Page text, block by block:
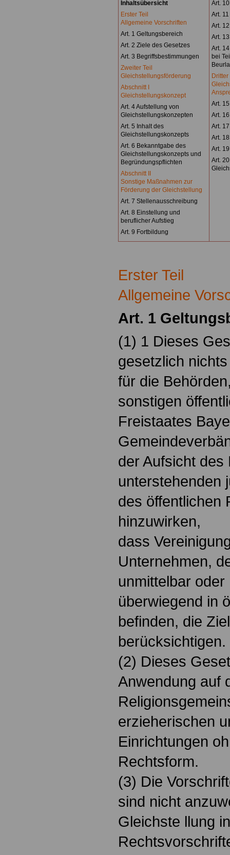
Inhaltsübersicht
Erster Teil
Allgemeine Vorschriften
Art. 1 Geltungsbereich
Art. 2 Ziele des Gesetzes
Art. 3 Begriffsbestimmungen
Zweiter Teil
Gleichstellungsförderung
Abschnitt I
Gleichstellungskonzept
Art. 4 Aufstellung von
Gleichstellungskonzepten
Art. 5 Inhalt des
Gleichstellungskonzepts
Art. 6 Bekanntgabe des
Gleichstellungskonzepts und
Begründungspflichten
Abschnitt II
Sonstige Maßnahmen zur
Förderung der Gleichstellung
Art. 7 Stellenausschreibung
Art. 8 Einstellung und
beruflicher Aufstieg
Art. 9 Fortbildung
Art.
Art.
Art.
Art.
Art.
bei
Dritter
Art.
Art.
Art.
Art.
Art.
Art.
Erster Teil
Allgemeine
Art. 1
(1) 1 Dieses
gesetzlich
für die
sonstigen
Freistaates
der Aufsicht
unterstehenden
des öffentlichen
hinzuwirken,
dass
Unternehmen,
unmittelbar
überwiegend in
befinden, die
berücksichtigen.
(2) Dieses
Anwendung auf
erzieherischen
Einrichtungen
Rechtsform.
(3) Die
sind nicht
Gleichste llung